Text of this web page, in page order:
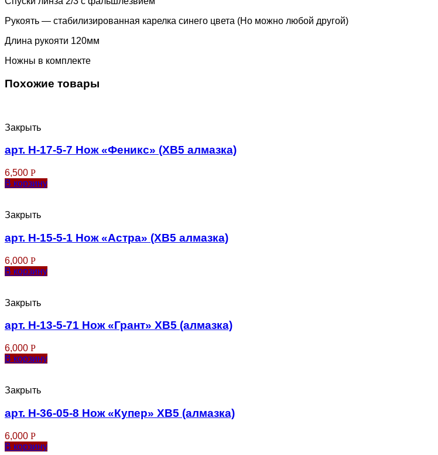
Рукоять — стабилизированная карелка синего цвета (Но можно любой другой)
Длина рукояти 120мм
Ножны в комплекте
Похожие товары
Закрыть
арт. Н-17-5-7 Нож «Феникс» (ХВ5 алмазка)
6,500 Р
В корзину
Закрыть
арт. Н-15-5-1 Нож «Астра» (ХВ5 алмазка)
6,000 Р
В корзину
Закрыть
арт. Н-13-5-71 Нож «Грант» ХВ5 (алмазка)
6,000 Р
В корзину
Закрыть
арт. Н-36-05-8 Нож «Купер» ХВ5 (алмазка)
6,000 Р
В корзину